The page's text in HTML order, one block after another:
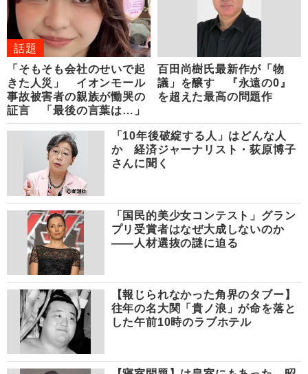
話題
「そもそも会社のせいで起
きた人災」 イオンモール
事故被害者の親族が慟哭の
証言 「最後の言葉は…」
百田尚樹氏最新作が「物
議」を醸す 『永遠の0』
を超えた最高の問題作
「10年後破綻する人」はどんな人
か 経済ジャーナリスト・荻原博子
さんに聞く
「国民的美少女コンテスト」グラン
プリ受賞者はなぜ大成しないのか
――人材選抜の謎に迫る
【報じられなかった角界のタブー】
往年の名大関「貴ノ浪」が命を落と
した午前10時のラブホテル